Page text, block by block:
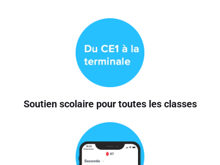
Soutien scolaire pour toutes les classes